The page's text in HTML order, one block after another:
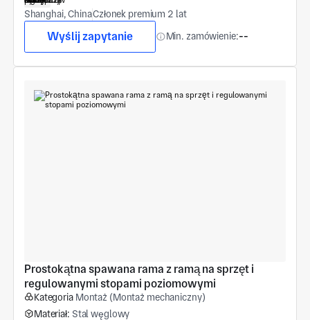
Shanghai, ChinaCzłonek premium 2 lat
Wyślij zapytanie Min. zamówienie:--
Prostokątna spawana rama z ramą na sprzęt i
regulowanymi stopami poziomowymi
Kategoria Montaż (Montaż mechaniczny)
Materiał: Stal węglowy